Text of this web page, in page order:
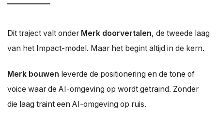
Dit traject valt onder Merk doorvertalen, de tweede laag
van het Impact-model. Maar het begint altijd in de kern.
Merk bouwen leverde de positionering en de tone of
voice waar de AI-omgeving op wordt getraind. Zonder
die laag traint een AI-omgeving op ruis.